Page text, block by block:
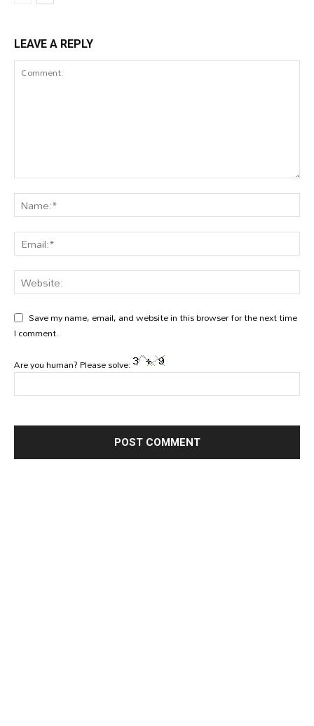
LEAVE A REPLY
Save my name, email, and website in this browser for the next time
I comment.
Are you human? Please solve: